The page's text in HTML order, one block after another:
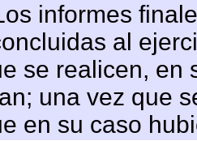
informes
al
se realicen, en
una vez que
en su caso